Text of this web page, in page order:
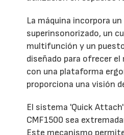
La máquina incorpora un
superinsonorizado, un
multifunción y un
diseñado para ofrecer
con una plataforma
proporciona una visión
El sistema 'Quick
CMF1500 sea
Este mecanismo